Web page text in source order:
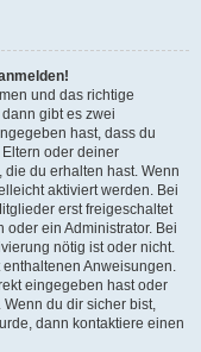
und das richtige
gibt es zwei
hast, dass du
oder deiner
du erhalten hast. Wenn
aktiviert werden. Bei
erst freigeschaltet
ein Administrator. Bei
nötig ist oder nicht.
Anweisungen.
eingegeben hast oder
du dir sicher bist,
dann kontaktiere einen